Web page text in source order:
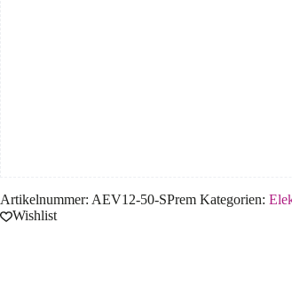
Artikelnummer: AEV12-50-SPrem Kategorien:
Wishlist